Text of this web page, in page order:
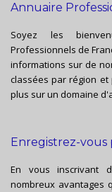
Annuaire
Soyez les
Professionnels de
informations sur de
classées par région
plus sur un domaine
Enregistrez-vous
En vous inscrivant
nombreux avantages